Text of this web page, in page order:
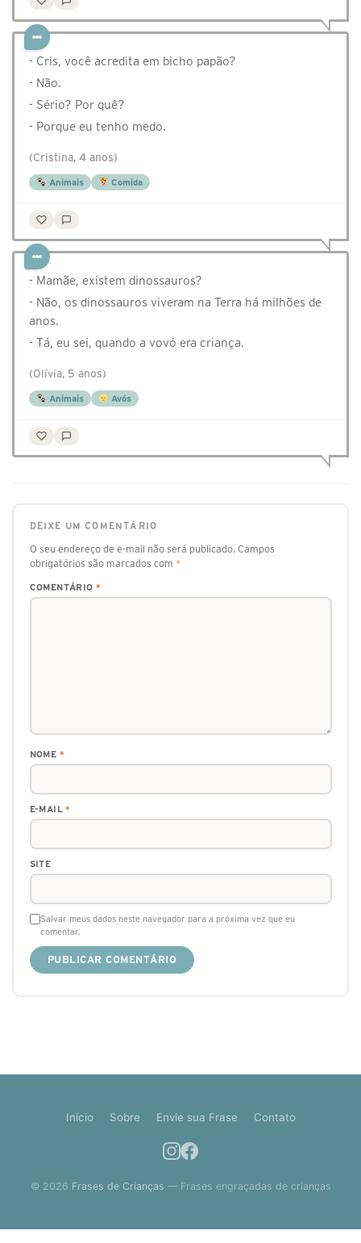
- Cris, você acredita em bicho papão?
- Não.
- Sério? Por quê?
- Porque eu tenho medo.
(Cristina, 4 anos)
Animais Comida
- Mamãe, existem dinossauros?
- Não, os dinossauros viveram na Terra há milhões de
anos.
- Tá, eu sei, quando a vovó era criança.
(Olívia, 5 anos)
Animais Avós
DEIXE UM COMENTÁRIO
O seu endereço de e-mail não será publicado. Campos
obrigatórios são marcados com *
COMENTÁRIO *
NOME *
E-MAIL*
SITE
Salvar meus dados neste navegador para a próxima vez que eu
comentar.
Início Sobre Envie sua Frase Contato
© 2026 Frases de Crianças — Frases engraçadas de crianças